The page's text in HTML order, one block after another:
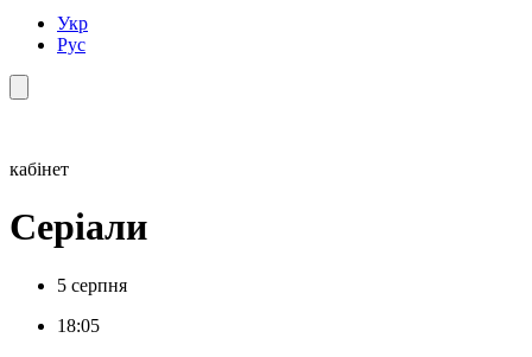
Укр
Рус
кабінет
Серіали
5 серпня
18:05